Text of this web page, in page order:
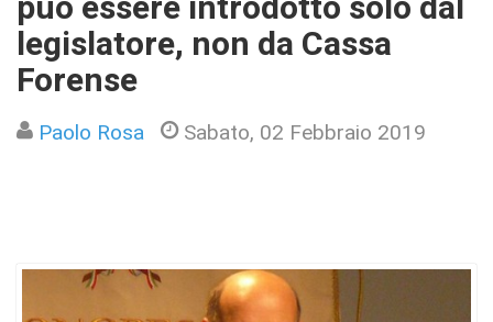
legislatore, non da Cassa
Forense
Paolo Rosa Sabato, 02 Febbraio 2019